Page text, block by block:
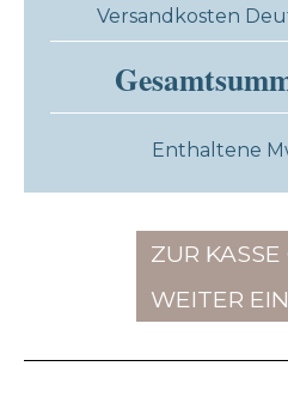
Versandkosten
Enthaltene
ZUR
WEITER